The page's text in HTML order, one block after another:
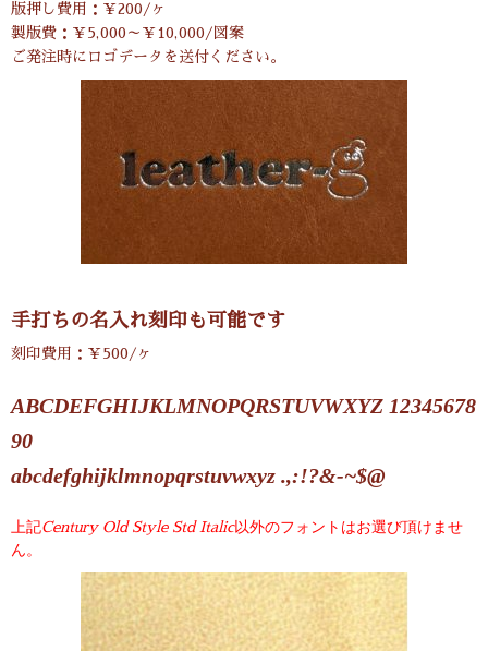
版押し費用：￥200/ヶ
製版費：￥5,000～￥10,000/図案
ご発注時にロゴデータを送付ください。
手打ちの名入れ刻印も可能です
刻印費用：￥500/ヶ
ABCDEFGHIJKLMNOPQRSTUVWXYZ 12345678
90
abcdefghijklmnopqrstuvwxyz .,:!?&-~$@
上記Century Old Style Std Italic以外のフォントはお選び頂けませ
ん。